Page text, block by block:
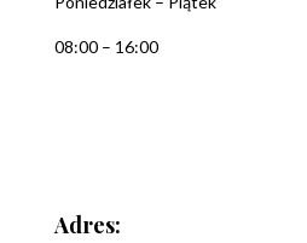
08:00 – 16:00
Adres: